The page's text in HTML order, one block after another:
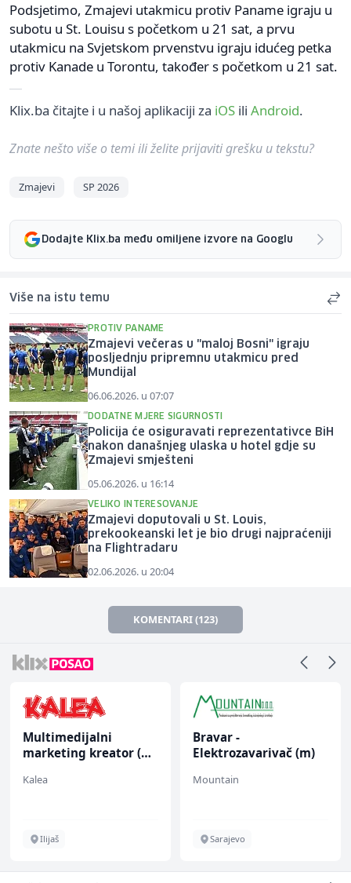
Podsjetimo, Zmajevi utakmicu protiv Paname igraju u
subotu u St. Louisu s početkom u 21 sat, a prvu
utakmicu na Svjetskom prvenstvu igraju idućeg petka
protiv Kanade u Torontu, također s početkom u 21 sat.
Klix.ba čitajte i u našoj aplikaciji za iOS ili Android.
Znate nešto više o temi ili želite prijaviti grešku u tekstu?
Zmajevi SP 2026
Dodajte Klix.ba među omiljene izvore na Googlu
Više na istu temu
PROTIV PANAME
Zmajevi večeras u "maloj Bosni" igraju
posljednju pripremnu utakmicu pred
Mundijal
06.06.2026. u 07:07
DODATNE MJERE SIGURNOSTI
Policija će osiguravati reprezentativce BiH
nakon današnjeg ulaska u hotel gdje su
Zmajevi smješteni
05.06.2026. u 16:14
VELIKO INTERESOVANJE
Zmajevi doputovali u St. Louis,
prekookeanski let je bio drugi najpraćeniji
na Flightradaru
02.06.2026. u 20:04
KOMENTARI (123)
Multimedijalni
marketing kreator (m/
Kalea
Ilijaš
Bravar -
Elektrozavarivač (m)
Mountain
Sarajevo